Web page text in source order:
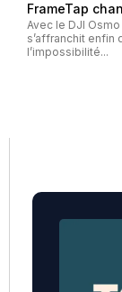
FrameTap
Avec le DJI
s’affranchit enfin
l’impossibilité...